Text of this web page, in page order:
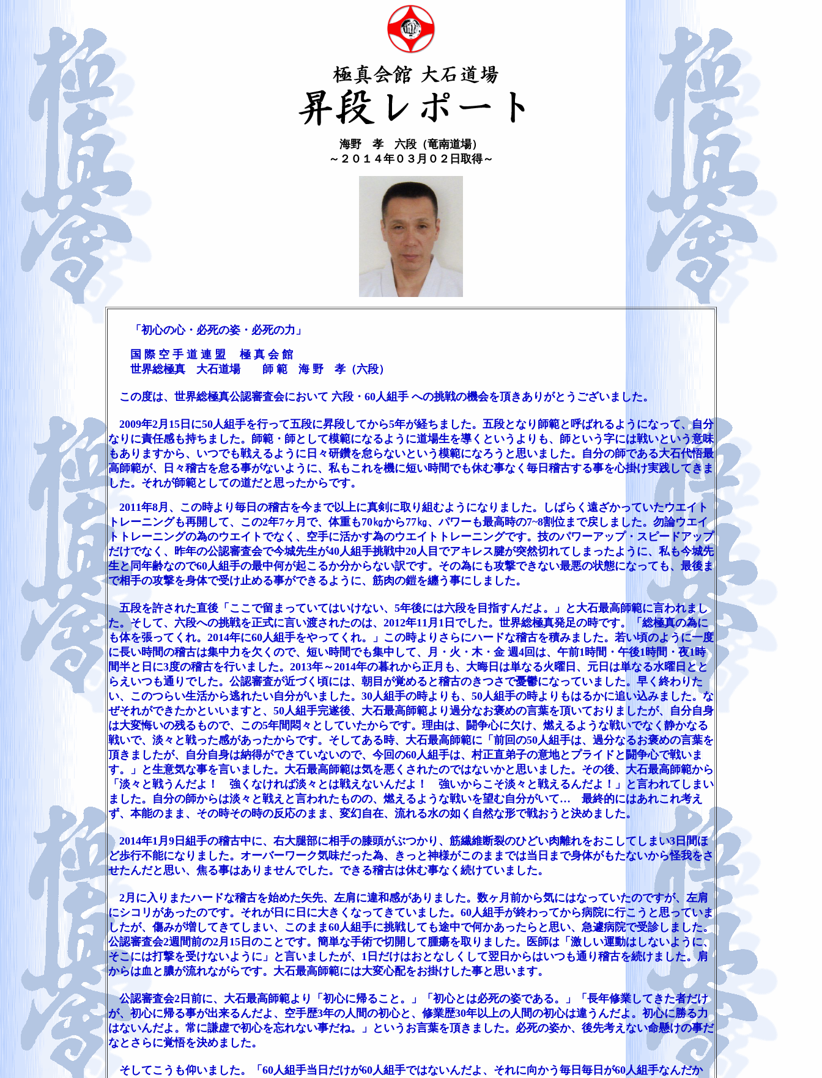
海野 孝 六段（竜南道場）
～２０１４年０３月０２日取得～
「初心の心・必死の姿・必死の力」
国 際 空 手 道 連 盟 極 真 会 館
世界総極真 大石道場 師 範 海 野 孝（六段）
この度は、世界総極真公認審査会において 六段・60人組手 への挑戦の機会を頂きありがとうございました。
2009年2月15日に50人組手を行って五段に昇段してから5年が経ちました。五段となり師範と呼ばれるようになって、自分
なりに責任感も持ちました。師範・師として模範になるように道場生を導くというよりも、師という字には戦いという意味
もありますから、いつでも戦えるように日々研鑽を怠らないという模範になろうと思いました。自分の師である大石代悟最
高師範が、日々稽古を怠る事がないように、私もこれを機に短い時間でも休む事なく毎日稽古する事を心掛け実践してきま
した。それが師範としての道だと思ったからです。
2011年8月、この時より毎日の稽古を今まで以上に真剣に取り組むようになりました。しばらく遠ざかっていたウエイト
トレーニングも再開して、この2年7ヶ月で、体重も70㎏から77㎏、パワーも最高時の7~8割位まで戻しました。勿論ウエイ
トトレーニングの為のウエイトでなく、空手に活かす為のウエイトトレーニングです。技のパワーアップ・スピードアップ
だけでなく、昨年の公認審査会で今城先生が40人組手挑戦中20人目でアキレス腱が突然切れてしまったように、私も今城先
生と同年齢なので60人組手の最中何が起こるか分からない訳です。その為にも攻撃できない最悪の状態になっても、最後ま
で相手の攻撃を身体で受け止める事ができるように、筋肉の鎧を纏う事にしました。
五段を許された直後「ここで留まっていてはいけない、5年後には六段を目指すんだよ。」と大石最高師範に言われまし
た。そして、六段への挑戦を正式に言い渡されたのは、2012年11月1日でした。世界総極真発足の時です。「総極真の為に
も体を張ってくれ。2014年に60人組手をやってくれ。」この時よりさらにハードな稽古を積みました。若い頃のように一度
に長い時間の稽古は集中力を欠くので、短い時間でも集中して、月・火・木・金 週4回は、午前1時間・午後1時間・夜1時
間半と日に3度の稽古を行いました。2013年～2014年の暮れから正月も、大晦日は単なる火曜日、元日は単なる水曜日とと
らえいつも通りでした。公認審査が近づく頃には、朝目が覚めると稽古のきつさで憂鬱になっていました。早く終わりた
い、このつらい生活から逃れたい自分がいました。30人組手の時よりも、50人組手の時よりもはるかに追い込みました。な
ぜそれができたかといいますと、50人組手完遂後、大石最高師範より過分なお褒めの言葉を頂いておりましたが、自分自身
は大変悔いの残るもので、この5年間悶々としていたからです。理由は、闘争心に欠け、燃えるような戦いでなく静かなる
戦いで、淡々と戦った感があったからです。そしてある時、大石最高師範に「前回の50人組手は、過分なるお褒めの言葉を
頂きましたが、自分自身は納得ができていないので、今回の60人組手は、村正直弟子の意地とプライドと闘争心で戦いま
す。」と生意気な事を言いました。大石最高師範は気を悪くされたのではないかと思いました。その後、大石最高師範から
「淡々と戦うんだよ！ 強くなければ淡々とは戦えないんだよ！ 強いからこそ淡々と戦えるんだよ！」と言われてしまい
ました。自分の師からは淡々と戦えと言われたものの、燃えるような戦いを望む自分がいて… 最終的にはあれこれ考え
ず、本能のまま、その時その時の反応のまま、変幻自在、流れる水の如く自然な形で戦おうと決めました。
2014年1月9日組手の稽古中に、右大腿部に相手の膝頭がぶつかり、筋繊維断裂のひどい肉離れをおこしてしまい3日間ほ
ど歩行不能になりました。オーバーワーク気味だった為、きっと神様がこのままでは当日まで身体がもたないから怪我をさ
せたんだと思い、焦る事はありませんでした。できる稽古は休む事なく続けていました。
2月に入りまたハードな稽古を始めた矢先、左肩に違和感がありました。数ヶ月前から気にはなっていたのですが、左肩
にシコリがあったのです。それが日に日に大きくなってきていました。60人組手が終わってから病院に行こうと思っていま
したが、傷みが増してきてしまい、このまま60人組手に挑戦しても途中で何かあったらと思い、急遽病院で受診しました。
公認審査会2週間前の2月15日のことです。簡単な手術で切開して腫瘍を取りました。医師は「激しい運動はしないように、
そこには打撃を受けないように」と言いましたが、1日だけはおとなしくして翌日からはいつも通り稽古を続けました。肩
からは血と膿が流れながらです。大石最高師範には大変心配をお掛けした事と思います。
公認審査会2日前に、大石最高師範より「初心に帰ること。」「初心とは必死の姿である。」「長年修業してきた者だけ
が、初心に帰る事が出来るんだよ、空手歴3年の人間の初心と、修業歴30年以上の人間の初心は違うんだよ。初心に勝る力
はないんだよ。常に謙虚で初心を忘れない事だね。」というお言葉を頂きました。必死の姿か、後先考えない命懸けの事だ
なとさらに覚悟を決めました。
そしてこうも仰いました。「60人組手当日だけが60人組手ではないんだよ、それに向かう毎日毎日が60人組手なんだか